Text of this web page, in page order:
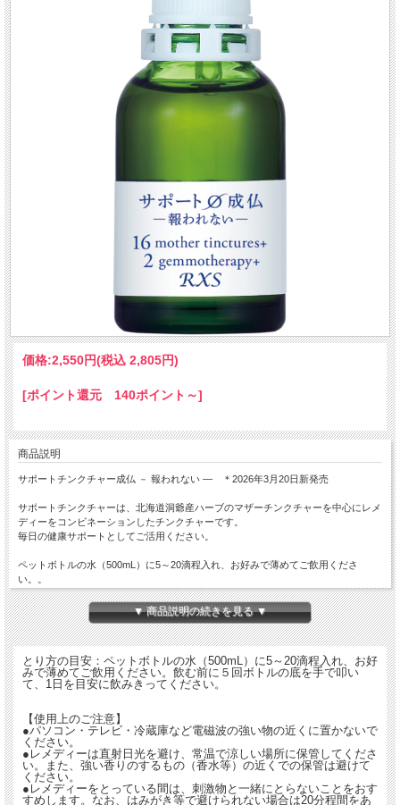
価格:2,550円(税込 2,805円)
[ポイント還元 140ポイント～]
商品説明
サポートチンクチャー成仏 － 報われない ― ＊2026年3月20日新発売
サポートチンクチャーは、北海道洞爺産ハーブのマザーチンクチャーを中心にレメ
ディーをコンビネーションしたチンクチャーです。
毎日の健康サポートとしてご活用ください。
ペットボトルの水（500mL）に5～20滴程入れ、お好みで薄めてご飲用くださ
い。。
【原材料】
醸造アルコール(国内製造)、グリセリン(パーム油脂由来)、ハーブエキス(藍、バー
バリスブルガーリス、ボラーゴ、カレンデュラ、クレティーガス、ダイオスコリ
プワート、ソルデイゴ、タラクシカム、豊強力子小麦/ジェモセラピー:ハルジオ
ン、ニッケイ)
●神仏の祈りのレメディー、水のレメディー:Akiba-k-S. Atsut-mina-S. Eis-Yak.
w. Jyor-Ami. Konyag-w. Kory-Sen1. Kuzury-w. Nishiho-w. Ryus-Mir.
Sakusanm. Sanz-Yak. Shins-Zen. Tenkaw-w. Tenkaw-s. Togak-ho-S.
Togak-c-S. Togak-o-S. Togak-Hass-w. Toji-Fud.. など
■アルコール分 50％ スピリッツ
※この商品はお酒です。20歳以上の年齢であることを確認できない場合には酒類を
▼ 商品説明の続きを見る ▼
とり方の目安：ペットボトルの水（500mL）に5～20滴程入れ、お好
みで薄めてご飲用ください。飲む前に５回ボトルの底を手で叩い
て、1日を目安に飲みきってください。
【使用上のご注意】
●パソコン・テレビ・冷蔵庫など電磁波の強い物の近くに置かないで
ください。
●レメディーは直射日光を避け、常温で涼しい場所に保管してくださ
い。また、強い香りのするもの（香水等）の近くでの保管は避けて
ください。
●レメディーをとっている間は、刺激物と一緒にとらないことをおす
すめします。なお、はみがき等で避けられない場合は20分程間をあ